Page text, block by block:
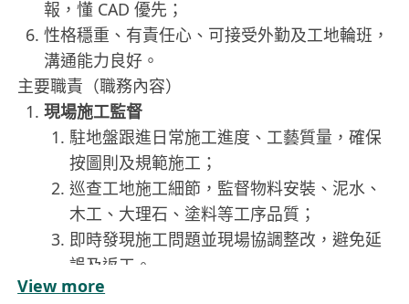
報，懂 CAD 優先；
性格穩重、有責任心、可接受外勤及工地輪班，
溝通能力良好。
主要職責（職務內容）
現場施工監督
駐地盤跟進日常施工進度、工藝質量，確保
按圖則及規範施工；
巡查工地施工細節，監督物料安裝、泥水、
木工、大理石、塗料等工序品質；
即時發現施工問題並現場協調整改，避免延
誤及返工。
進度與計劃管理
View more